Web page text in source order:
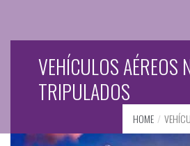
VEHÍCULOS AÉREOS
TRIPULADOS
HOME